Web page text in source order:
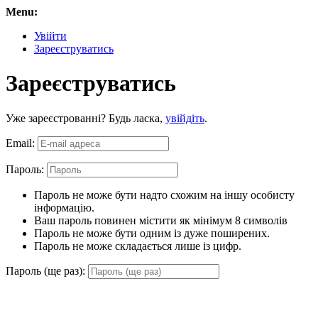
Menu:
Увійти
Зареєструватись
Зареєструватись
Уже зареєстрованні? Будь ласка, увійдіть.
Email:
Пароль:
Пароль не може бути надто схожим на іншу особисту
інформацію.
Ваш пароль повинен містити як мінімум 8 символів
Пароль не може бути одним із дуже поширених.
Пароль не може складається лише із цифр.
Пароль (ще раз):